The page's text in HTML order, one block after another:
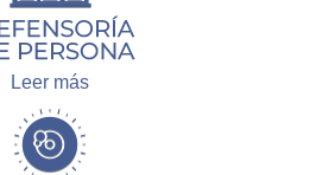
Leer más